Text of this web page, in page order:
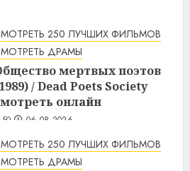
250 ЛУЧШИХ ФИЛЬМОВ
ДРАМЫ
мертвых поэтов
/ Dead Poets Society
онлайн
06.08.2026
250 ЛУЧШИХ ФИЛЬМОВ
ДРАМЫ